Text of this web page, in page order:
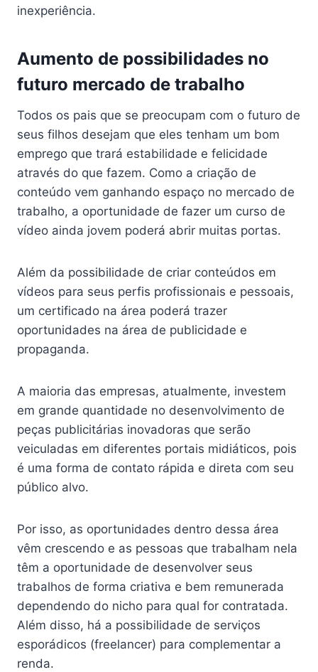
inexperiência.
Aumento de possibilidades no
futuro mercado de trabalho
Todos os pais que se preocupam com o futuro de
seus filhos desejam que eles tenham um bom
emprego que trará estabilidade e felicidade
através do que fazem. Como a criação de
conteúdo vem ganhando espaço no mercado de
trabalho, a oportunidade de fazer um curso de
vídeo ainda jovem poderá abrir muitas portas.
Além da possibilidade de criar conteúdos em
vídeos para seus perfis profissionais e pessoais,
um certificado na área poderá trazer
oportunidades na área de publicidade e
propaganda.
A maioria das empresas, atualmente, investem
em grande quantidade no desenvolvimento de
peças publicitárias inovadoras que serão
veiculadas em diferentes portais midiáticos, pois
é uma forma de contato rápida e direta com seu
público alvo.
Por isso, as oportunidades dentro dessa área
vêm crescendo e as pessoas que trabalham nela
têm a oportunidade de desenvolver seus
trabalhos de forma criativa e bem remunerada
dependendo do nicho para qual for contratada.
Além disso, há a possibilidade de serviços
esporádicos (freelancer) para complementar a
renda.